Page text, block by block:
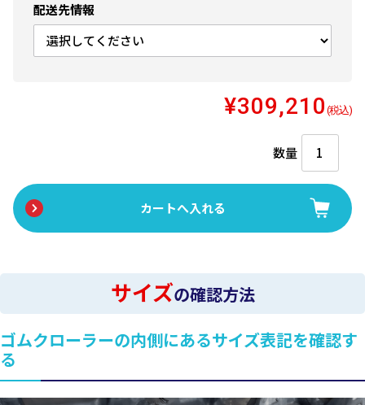
配送先情報
¥309,210 (税込)
数量
サイズの確認方法
ゴムクローラーの内側にあるサイズ表記を確認す
る